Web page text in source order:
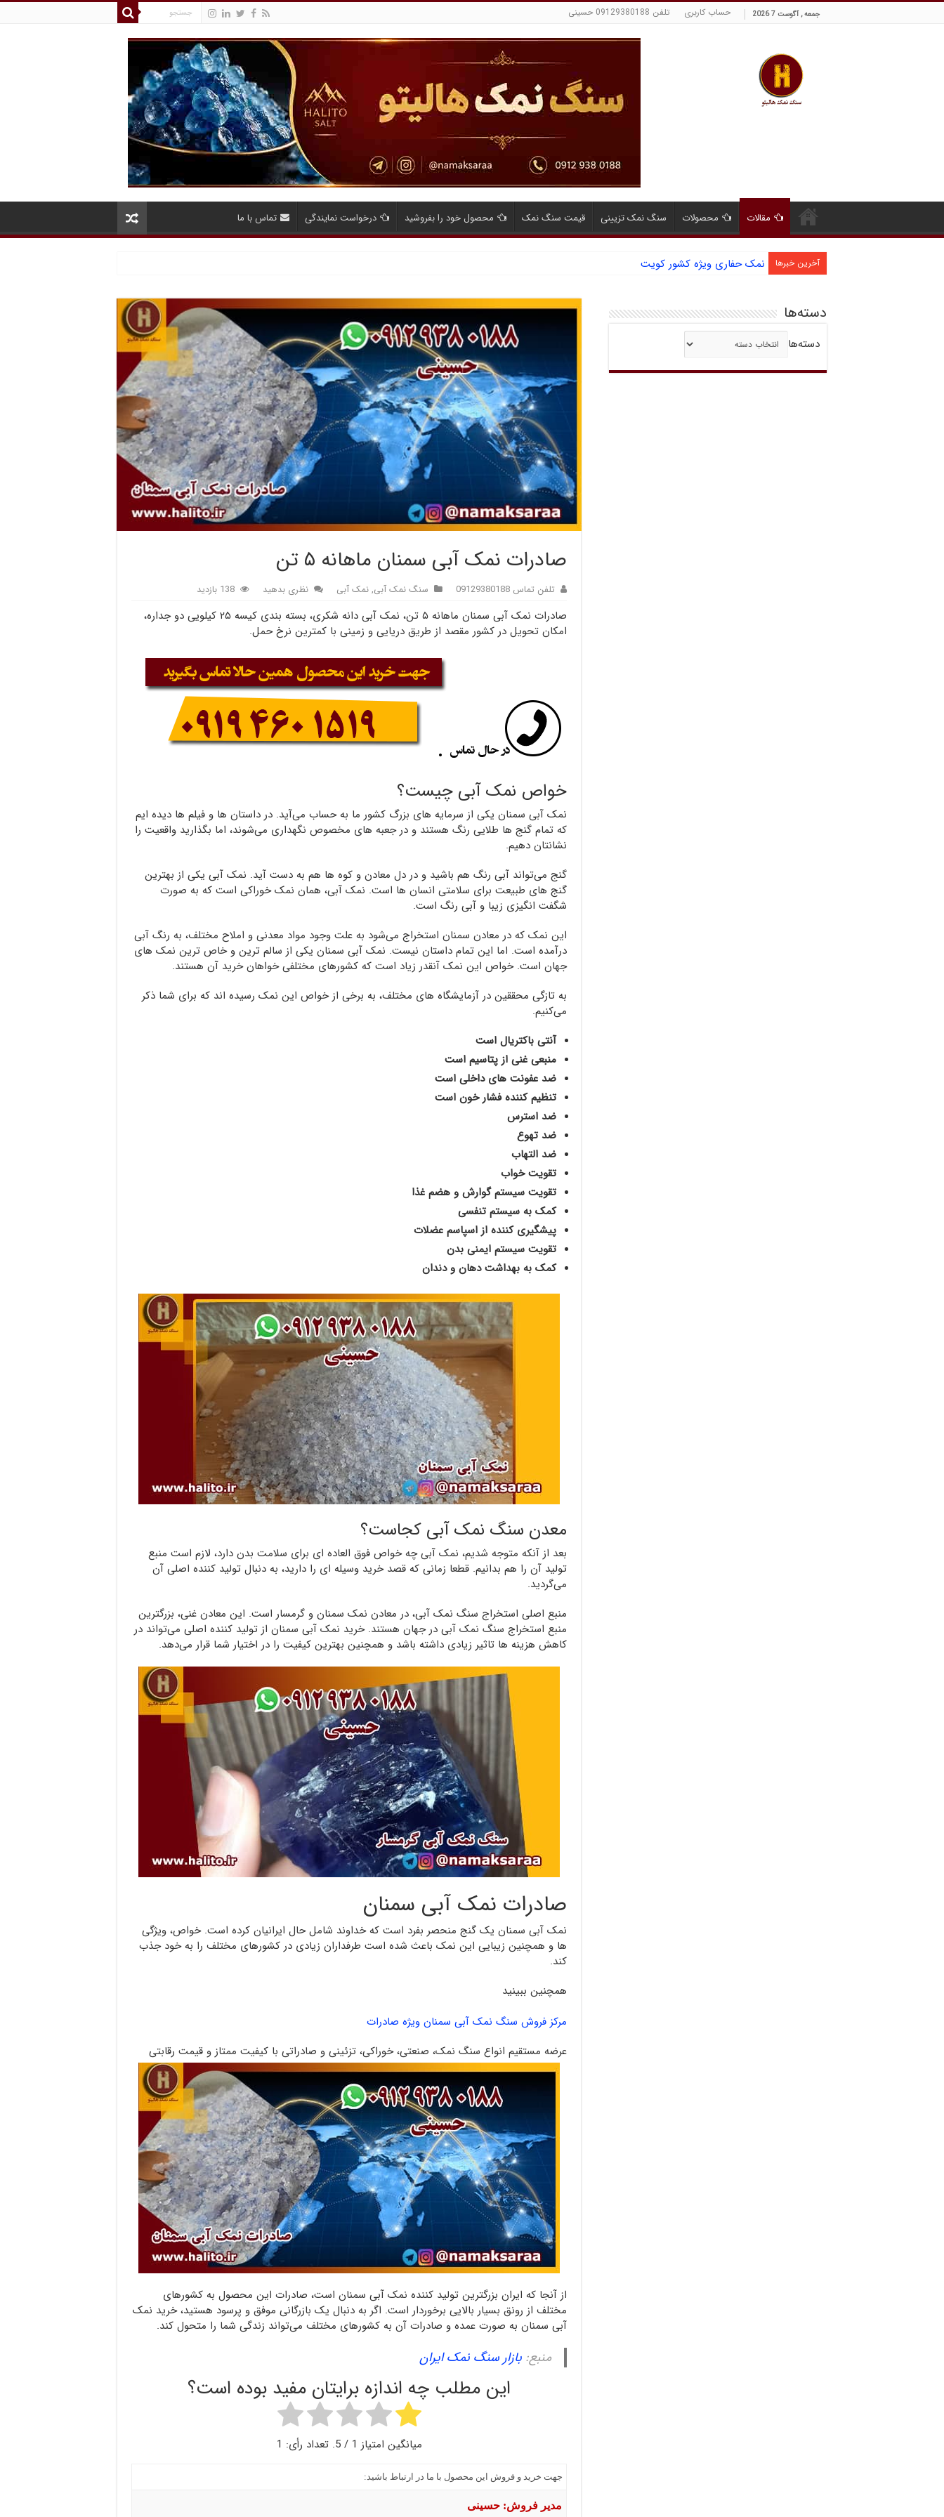
جمعه , آگوست 7 2026 حساب کاربری تلفن 09129380188 حسینی
مقالات محصولات سنگ نمک تزیینی قیمت سنگ نمک محصول خود را بفروشید درخواست نمایندگی تماس با ما
آخرین خبرها نمک حفاری ویژه کشور کویت
آشنایی با نمک دانه شکری و مزایای صادرات نمک صنعتی
صادرات نمک آبی سمنان ماهانه ۵ تن
تلفن تماس 09129380188 سنگ نمک آبی, نمک آبی نظری بدهید 138 بازدید
صادرات نمک آبی سمنان ماهانه ۵ تن، نمک آبی دانه شکری، بسته بندی کیسه ۲۵ کیلویی دو جداره،
امکان تحویل در کشور مقصد از طریق دریایی و زمینی با کمترین نرخ حمل.
خواص نمک آبی چیست؟
نمک آبی سمنان یکی از سرمایه های بزرگ کشور ما به حساب می‌آید. در داستان ها و فیلم ها دیده ایم
که تمام گنج ها طلایی رنگ هستند و در جعبه های مخصوص نگهداری می‌شوند، اما بگذارید واقعیت را
نشانتان دهیم.
گنج می‌تواند آبی رنگ هم باشید و در دل معادن و کوه ها هم به دست آید. نمک آبی یکی از بهترین
گنج های طبیعت برای سلامتی انسان ها است. نمک آبی، همان نمک خوراکی است که به صورت
شگفت انگیزی زیبا و آبی رنگ است.
این نمک که در معادن سمنان استخراج می‌شود به علت وجود مواد معدنی و املاح مختلف، به رنگ آبی
درآمده است. اما این تمام داستان نیست. نمک آبی سمنان یکی از سالم ترین و خاص ترین نمک های
جهان است. خواص این نمک آنقدر زیاد است که کشورهای مختلفی خواهان خرید آن هستند.
به تازگی محققین در آزمایشگاه های مختلف، به برخی از خواص این نمک رسیده اند که برای شما ذکر
می‌کنیم.
آنتی باکتریال است
منبعی غنی از پتاسیم است
ضد عفونت های داخلی است
تنظیم کننده فشار خون است
ضد استرس
ضد تهوع
ضد التهاب
تقویت خواب
تقویت سیستم گوارش و هضم غذا
کمک به سیستم تنفسی
پیشگیری کننده از اسپاسم عضلات
تقویت سیستم ایمنی بدن
کمک به بهداشت دهان و دندان
معدن سنگ نمک آبی کجاست؟
بعد از آنکه متوجه شدیم، نمک آبی چه خواص فوق العاده ای برای سلامت بدن دارد، لازم است منبع
تولید آن را هم بدانیم. قطعا زمانی که قصد خرید وسیله ای را دارید، به دنبال تولید کننده اصلی آن
می‌گردید.
منبع اصلی استخراج سنگ نمک آبی، در معادن نمک سمنان و گرمسار است. این معادن غنی، بزرگترین
منبع استخراج سنگ نمک آبی در جهان هستند. خرید نمک آبی سمنان از تولید کننده اصلی می‌تواند در
کاهش هزینه ها تاثیر زیادی داشته باشد و همچنین بهترین کیفیت را در اختیار شما قرار می‌دهد.
صادرات نمک آبی سمنان
نمک آبی سمنان یک گنج منحصر بفرد است که خداوند شامل حال ایرانیان کرده است. خواص، ویژگی
ها و همچنین زیبایی این نمک باعث شده است طرفداران زیادی در کشورهای مختلف را به خود جذب
کند.
همچنین ببینید
مرکز فروش سنگ نمک آبی سمنان ویژه صادرات
عرضه مستقیم انواع سنگ نمک، صنعتی، خوراکی، تزئینی و صادراتی با کیفیت ممتاز و قیمت رقابتی
از آنجا که ایران بزرگترین تولید کننده نمک آبی سمنان است، صادرات این محصول به کشورهای
مختلف از رونق بسیار بالایی برخوردار است. اگر به دنبال یک بازرگانی موفق و پرسود هستید، خرید نمک
آبی سمنان به صورت عمده و صادرات آن به کشورهای مختلف می‌تواند زندگی شما را متحول کند.
منبع: بازار سنگ نمک ایران
این مطلب چه اندازه برایتان مفید بوده است؟
میانگین امتیاز 1 / 5. تعداد رأی: 1
جهت خرید و فروش این محصول با ما در ارتباط باشید:
مدیر فروش: حسینی
دسته‌ها
دسته‌ها